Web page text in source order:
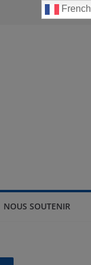
NOUS SOUTENIR
French